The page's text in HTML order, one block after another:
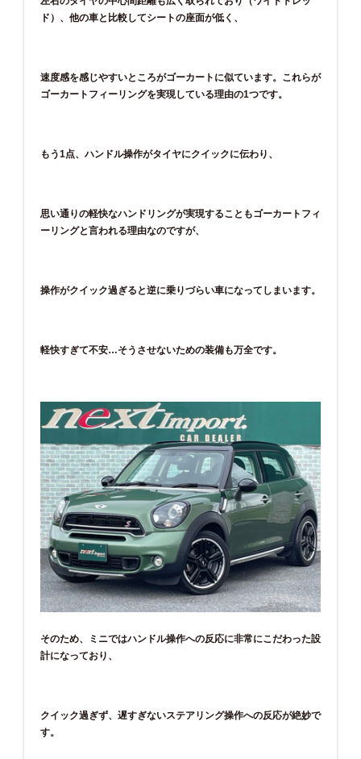
ド）、他の車と比較してシートの座面が低く、
速度感を感じやすいところがゴーカートに似ています。これらが
ゴーカートフィーリングを実現している理由の1つです。
もう1点、ハンドル操作がタイヤにクイックに伝わり、
思い通りの軽快なハンドリングが実現することもゴーカートフィ
ーリングと言われる理由なのですが、
操作がクイック過ぎると逆に乗りづらい車になってしまいます。
軽快すぎて不安…そうさせないための装備も万全です。
そのため、ミニではハンドル操作への反応に非常にこだわった設
計になっており、
クイック過ぎず、遅すぎないステアリング操作への反応が絶妙で
す。